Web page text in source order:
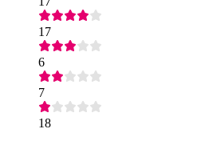
17
6
7
18